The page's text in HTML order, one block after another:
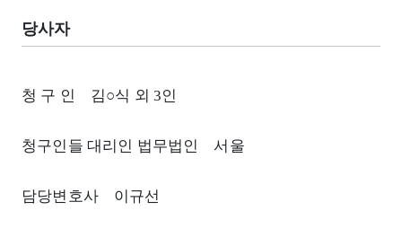
당사자
청 구 인 김○식 외 3인
청구인들 대리인 법무법인 서울
담당변호사 이규선